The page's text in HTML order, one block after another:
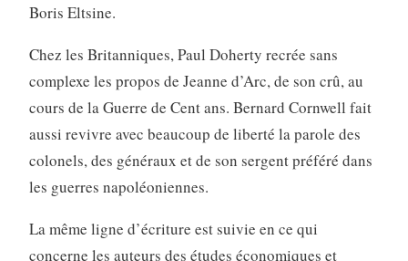
Boris Eltsine.
Chez les Britanniques, Paul Doherty recrée sans
complexe les propos de Jeanne d’Arc, de son crû, au
cours de la Guerre de Cent ans. Bernard Cornwell fait
aussi revivre avec beaucoup de liberté la parole des
colonels, des généraux et de son sergent préféré dans
les guerres napoléoniennes.
La même ligne d’écriture est suivie en ce qui
concerne les auteurs des études économiques et